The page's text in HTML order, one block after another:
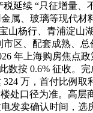
延续 “只征增量、
属、玻璃等现代材
山杨行、青浦淀山
市区、配套成熟、
年上海购房焦点政
数按 0.6% 征收。
万，首付比例取
处口径为准。高层
发卖确认时间，选